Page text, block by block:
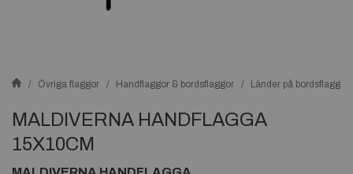
Övriga flaggor Handflaggor & bordsflaggor Länder på
MALDIVERNA HANDFLAGGA
15X10CM